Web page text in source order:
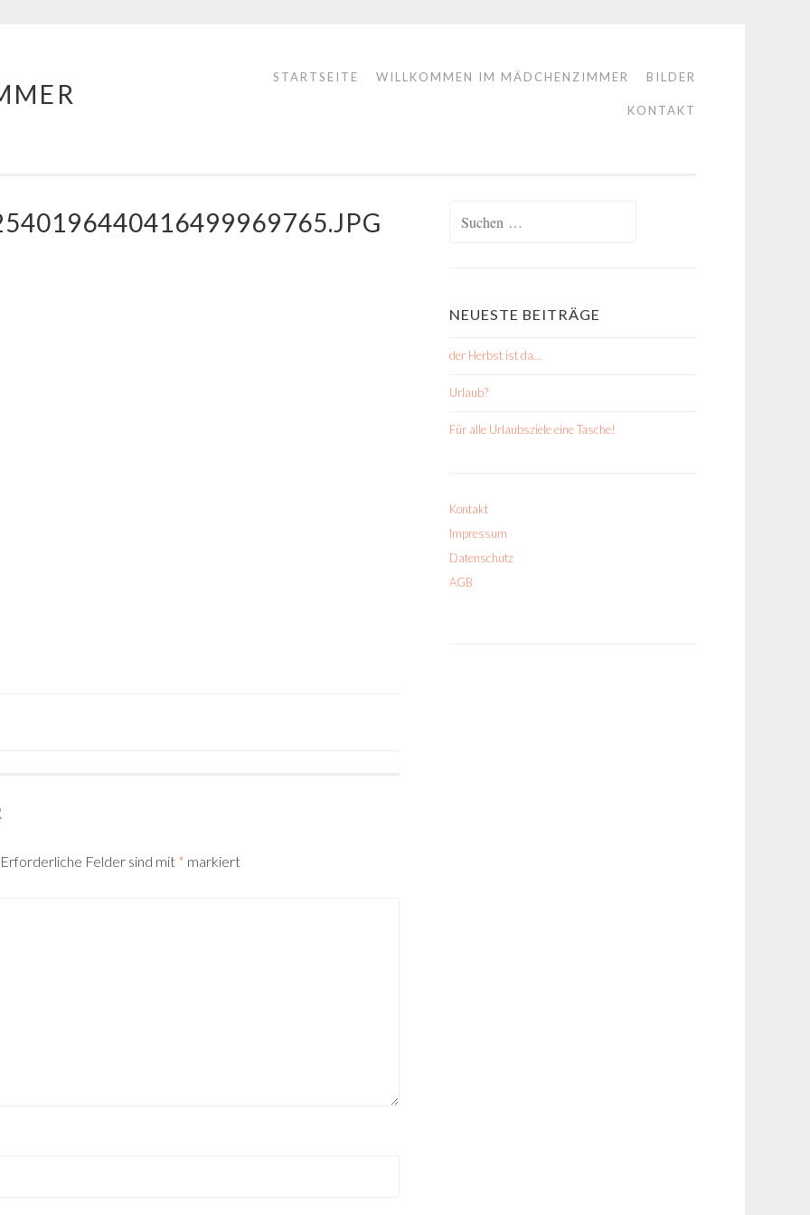
STARTSEITE WILLKOMMEN IM MÄDCHENZIMMER BILDER
KONTAKT
Erforderliche Felder sind mit * markiert
NEUESTE BEITRÄGE
der Herbst ist da…
Urlaub?
Für alle Urlaubsziele eine Tasche!
Kontakt
Impressum
Datenschutz
AGB